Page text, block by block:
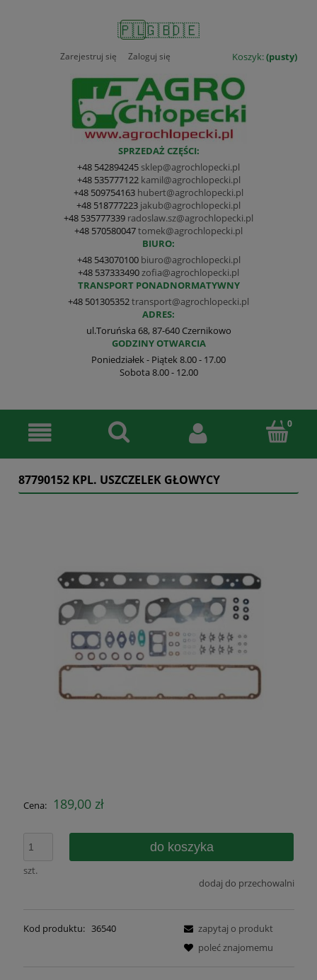
🇵🇱🇬🇧🇩🇪
Koszyk:(pusty)
Zarejestruj się Zaloguj się
SPRZEDAŻ CZĘŚCI:
+48 542894245 sklep@agrochlopecki.pl
+48 535777122 kamil@agrochlopecki.pl
+48 509754163 hubert@agrochlopecki.pl
+48 518777223 jakub@agrochlopecki.pl
+48 535777339 radoslaw.sz@agrochlopecki.pl
+48 570580047tomek@agrochlopecki.pl
BIURO:
+48 543070100 biuro@agrochlopecki.pl
+48 537333490 zofia@agrochlopecki.pl
TRANSPORT PONADNORMATYWNY
+48 501305352transport@agrochlopecki.pl
ADRES:
ul.Toruńska 68, 87-640 Czernikowo
GODZINY OTWARCIA
Poniedziałek - Piątek 8.00 - 17.00
Sobota 8.00 - 12.00
87790152 KPL. USZCZELEK GŁOWYCY
Cena: 189,00 zł
szt.
do koszyka
dodaj do przechowalni
Kod produktu: 36540
zapytaj o produkt
poleć znajomemu